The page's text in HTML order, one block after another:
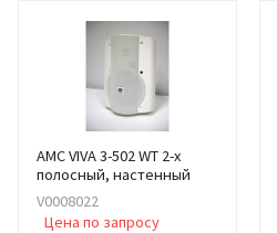
AMC VIVA 3-502 WT 2-х
полосный, настенный
V0008022
Цена по запросу